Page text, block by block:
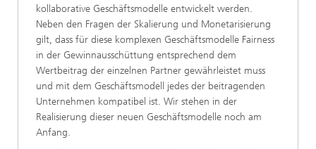
kollaborative Geschäftsmodelle entwickelt werden.
Neben den Fragen der Skalierung und Monetarisierung
gilt, dass für diese komplexen Geschäftsmodelle Fairness
in der Gewinnausschüttung entsprechend dem
Wertbeitrag der einzelnen Partner gewährleistet muss
und mit dem Geschäftsmodell jedes der beitragenden
Unternehmen kompatibel ist. Wir stehen in der
Realisierung dieser neuen Geschäftsmodelle noch am
Anfang.